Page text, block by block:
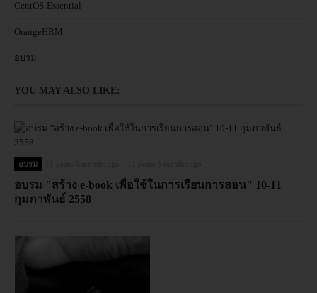
CentOS-Essential
OrangeHRM
อบรม
YOU MAY ALSO LIKE:
อบรม
อบรม "สร้าง e-book เพื่อใช้ในการเรียนการสอน" 10-11
กุมภาพันธ์ 2558